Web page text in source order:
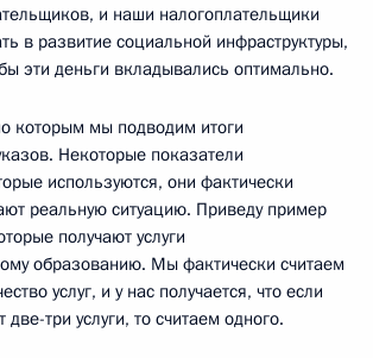
и наши налогоплательщики
в развитие социальной инфраструктуры,
эти деньги вкладывались оптимально.
которым мы подводим итоги
Некоторые показатели
используются, они фактически
реальную ситуацию. Приведу пример
получают услуги
образованию. Мы фактически считаем
услуг, и у нас получается, что если
две-три услуги, то считаем одного.